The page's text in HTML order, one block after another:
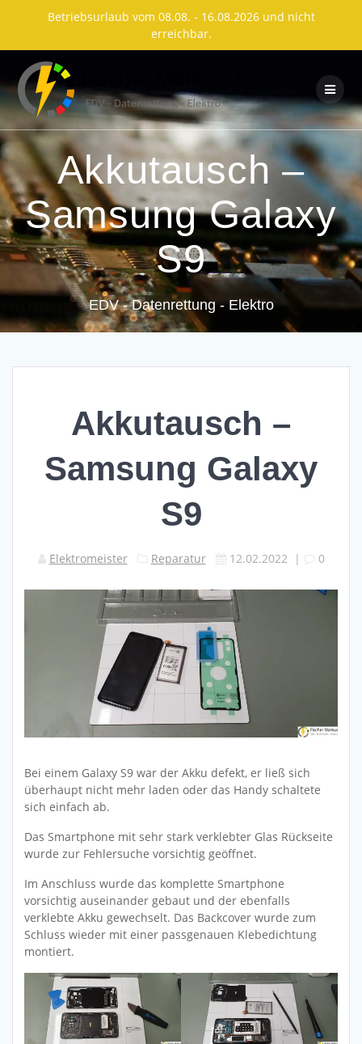
Betriebsurlaub vom 08.08. - 16.08.2026 und nicht
erreichbar.
content
Akkutausch –
Samsung Galaxy
S9
EDV - Datenrettung - Elektro
Akkutausch –
Samsung Galaxy
S9
Elektromeister Reparatur 12.02.2022 | 0
Bei einem Galaxy S9 war der Akku defekt, er ließ sich
überhaupt nicht mehr laden oder das Handy schaltete
sich einfach ab.
Das Smartphone mit sehr stark verklebter Glas Rückseite
wurde zur Fehlersuche vorsichtig geöffnet.
Im Anschluss wurde das komplette Smartphone
vorsichtig auseinander gebaut und der ebenfalls
verklebte Akku gewechselt. Das Backcover wurde zum
Schluss wieder mit einer passgenauen Klebedichtung
montiert.